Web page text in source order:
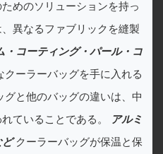
めのソリューションを持っ
異なるファブリックを縫製
・コーティング・パール・コ
ーラーバッグを手に入れる
と他のバッグの違いは、中
ていることである。 アルミ
クーラーバッグが保温と保